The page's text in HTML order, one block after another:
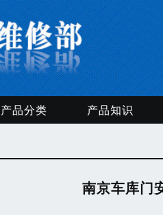
产品分类 产品知识
南京车库门